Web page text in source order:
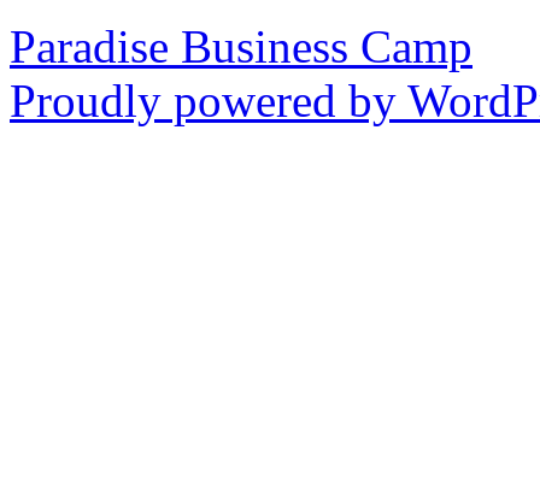
Paradise Business Camp
Proudly powered by